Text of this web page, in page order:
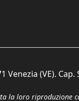
(VE). Cap.
la loro riproduzione